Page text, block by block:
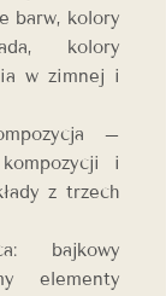
barw, kolory
kolory
w zimnej i
–
i
z trzech
bajkowy
elementy